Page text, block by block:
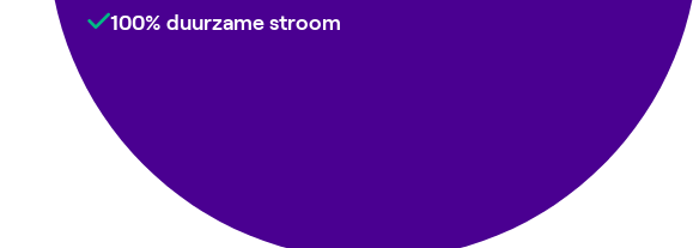
100% duurzame stroom